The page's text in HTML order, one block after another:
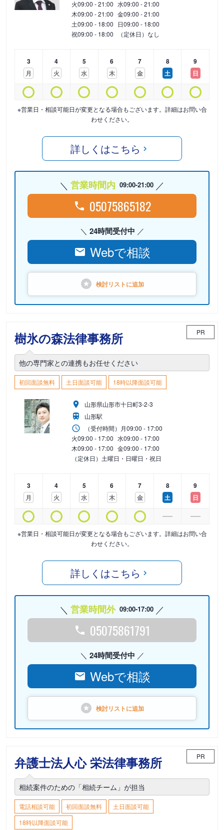
火09:00 - 21:00 水09:00 - 21:00
木09:00 - 21:00 金09:00 - 21:00
土09:00 - 18:00 日09:00 - 18:00
祝09:00 - 18:00 （定休日）なし
3
月
4
火
5
水
6
木
7
金
8
土
9
日
※営業日・相談可能日が変更となる場合もございます。詳細はお問い合
わせください。
詳しくはこちら
営業時間内 09:00-21:00
05075865182
24時間受付中
Webで相談
検討リストに追加
樹氷の森法律事務所 PR
他の専門家との連携もお任せください
初回面談無料 土日面談可能 18時以降面談可能
山形県山形市十日町3-2-3
山形駅
（受付時間） 月09:00 - 17:00
火09:00 - 17:00 水09:00 - 17:00
木09:00 - 17:00 金09:00 - 17:00
（定休日）土曜日・日曜日・祝日
3
月
4
火
5
水
6
木
7
金
8
土
9
日
※営業日・相談可能日が変更となる場合もございます。詳細はお問い合
わせください。
詳しくはこちら
営業時間外 09:00-17:00
05075861791
24時間受付中
Webで相談
検討リストに追加
弁護士法人心 栄法律事務所 PR
相続案件のための「相続チーム」が担当
電話相談可能 初回面談無料
土日面談可能
18時以降面談可能